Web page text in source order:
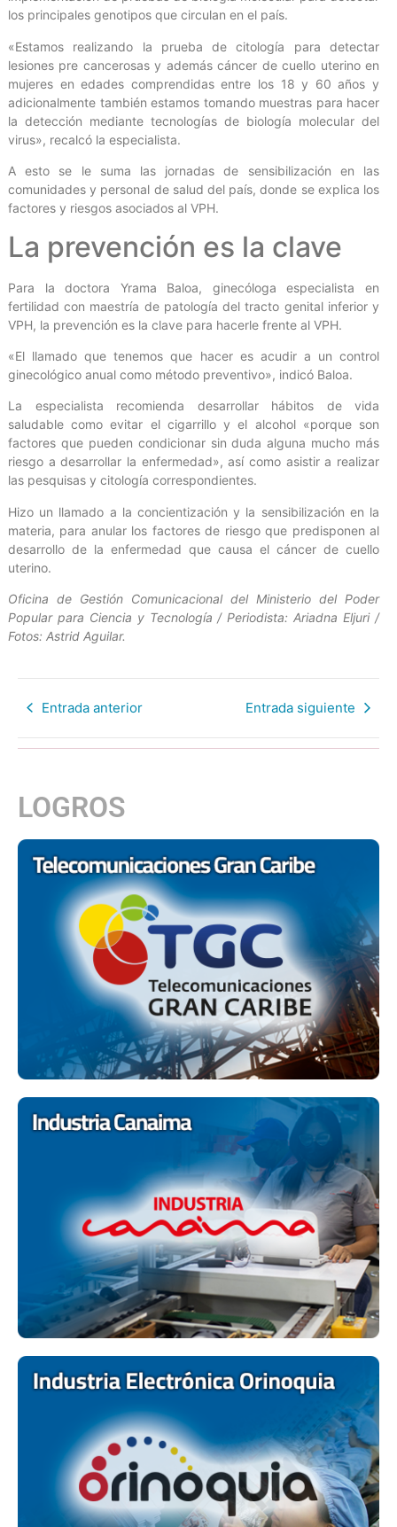
los principales genotipos que circulan en el país.
«Estamos realizando la prueba de citología para detectar
lesiones pre cancerosas y además cáncer de cuello uterino en
mujeres en edades comprendidas entre los 18 y 60 años y
adicionalmente también estamos tomando muestras para hacer
la detección mediante tecnologías de biología molecular del
virus», recalcó la especialista.
A esto se le suma las jornadas de sensibilización en las
comunidades y personal de salud del país, donde se explica los
factores y riesgos asociados al VPH.
La prevención es la clave
Para la doctora Yrama Baloa, ginecóloga especialista en
fertilidad con maestría de patología del tracto genital inferior y
VPH, la prevención es la clave para hacerle frente al VPH.
«El llamado que tenemos que hacer es acudir a un control
ginecológico anual como método preventivo», indicó Baloa.
La especialista recomienda desarrollar hábitos de vida
saludable como evitar el cigarrillo y el alcohol «porque son
factores que pueden condicionar sin duda alguna mucho más
riesgo a desarrollar la enfermedad», así como asistir a realizar
las pesquisas y citología correspondientes.
Hizo un llamado a la concientización y la sensibilización en la
materia, para anular los factores de riesgo que predisponen al
desarrollo de la enfermedad que causa el cáncer de cuello
uterino.
Oficina de Gestión Comunicacional del Ministerio del Poder
Popular para Ciencia y Tecnología / Periodista: Ariadna Eljuri /
Fotos: Astrid Aguilar.
Entrada anterior Entrada siguiente
LOGROS